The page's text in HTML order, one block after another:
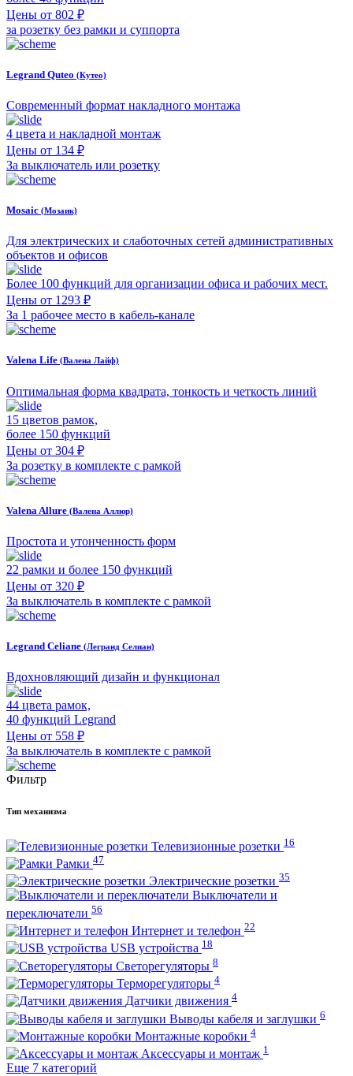
Цены от 802 ₽
за розетку без рамки и суппорта
Legrand Quteo (Кутео)
Современный формат накладного монтажа
4 цвета и накладной монтаж
Цены от 134 ₽
За выключатель или розетку
Mosaic (Мозаик)
Для электрических и слаботочных сетей административных
объектов и офисов
Более 100 функций для организации офиса и рабочих мест.
Цены от 1293 ₽
За 1 рабочее место в кабель-канале
Valena Life (Валена Лайф)
Оптимальная форма квадрата, тонкость и четкость линий
15 цветов рамок,
более 150 функций
Цены от 304 ₽
За розетку в комплекте с рамкой
Valena Allure (Валена Аллюр)
Простота и утонченность форм
22 рамки и более 150 функций
Цены от 320 ₽
За выключатель в комплекте с рамкой
Legrand Celiane (Легранд Селиан)
Вдохновляющий дизайн и функционал
44 цвета рамок,
40 функций Legrand
Цены от 558 ₽
За выключатель в комплекте с рамкой
Фильтр
Тип механизма
Телевизионные розетки 16
Рамки 47
Электрические розетки 35
Выключатели и
переключатели 56
Интернет и телефон 22
USB устройства 18
Светорегуляторы 8
Терморегуляторы 4
Датчики движения 4
Выводы кабеля и заглушки 6
Монтажные коробки 4
Аксессуары и монтаж 1
Еще 7 категорий